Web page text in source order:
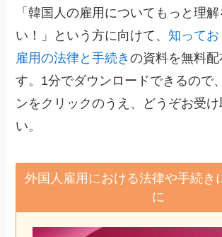
「韓国人の雇用についてもっと理
い！」という方に向けて、知ってお
雇用の法律と手続きの資料を無料配
す。1分でダウンロードできるので
ンをクリックのうえ、どうぞお受け
い。
外国人雇用における法律や手続き
に